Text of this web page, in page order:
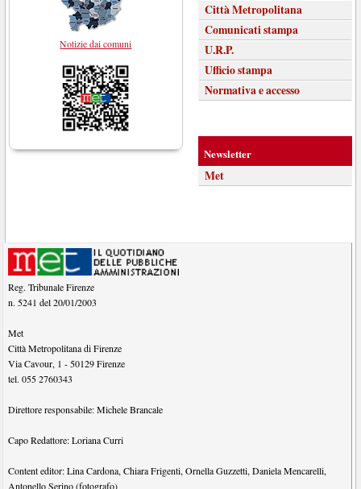
Notizie dai comuni
Città Metropolitana
Comunicati stampa
U.R.P.
Ufficio stampa
Normativa e accesso
Newsletter
Met
Reg. Tribunale Firenze
n. 5241 del 20/01/2003
Met
Città Metropolitana di Firenze
Via Cavour, 1 - 50129 Firenze
tel.055 2760343
Direttore responsabile:Michele Brancale
Capo Redattore:Loriana Curri
Content editor:Lina Cardona,Chiara Frigenti,Ornella Guzzetti,Daniela Mencarelli,
Antonello Serino (fotografo)